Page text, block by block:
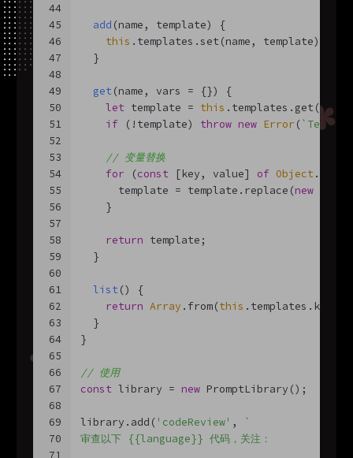
44
45
46
47
48
49
50
51
52
53
54
55
56
57
58
59
60
61
62
63
64
65
66
67
68
69
70
add (name, template)
{
this .templates.set(name, template);
  }
get (name, vars = {})
{
let template = this
if (!template) throw new Error (
// 变量替换
for (const [key, value] of Object
      template = template.replace(
new
    }
return template;
  }
list ()
{
return Array .from(this
  }
}
// 使用
const library = new PromptLibrary();
library.add( 'codeReview' ,
`
审查以下 {{language}} 代码，关注：